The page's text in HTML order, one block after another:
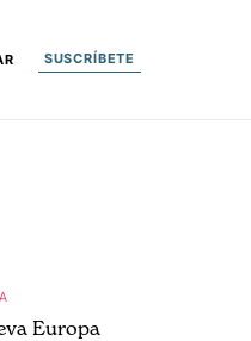
SUSCRÍBETE
Europa